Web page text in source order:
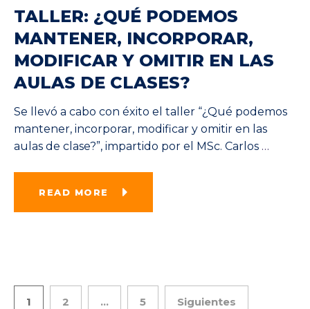
TALLER: ¿QUÉ PODEMOS
MANTENER, INCORPORAR,
MODIFICAR Y OMITIR EN LAS
AULAS DE CLASES?
Se llevó a cabo con éxito el taller “¿Qué podemos
mantener, incorporar, modificar y omitir en las
aulas de clase?”, impartido por el MSc. Carlos …
READ MORE
1 2 … 5 Siguientes